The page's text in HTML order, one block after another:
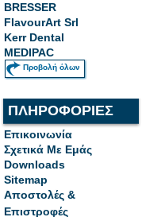
BRESSER
FlavourArt Srl
Kerr Dental
MEDIPAC
Προβολή όλων
ΠΛΗΡΟΦΟΡΙΕΣ
Επικοινωνία
Σχετικά Με Εμάς
Downloads
Sitemap
Αποστολές &
Επιστροφές